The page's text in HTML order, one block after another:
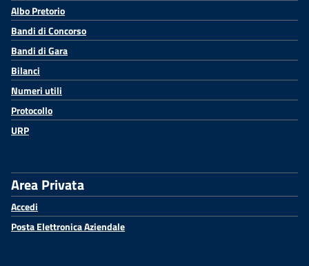
Albo Pretorio
Bandi di Concorso
Bandi di Gara
Bilanci
Numeri utili
Protocollo
URP
Area Privata
Accedi
Posta Elettronica Aziendale